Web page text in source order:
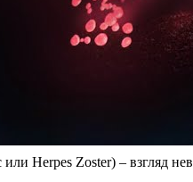
Herpes Zoster) – взгляд